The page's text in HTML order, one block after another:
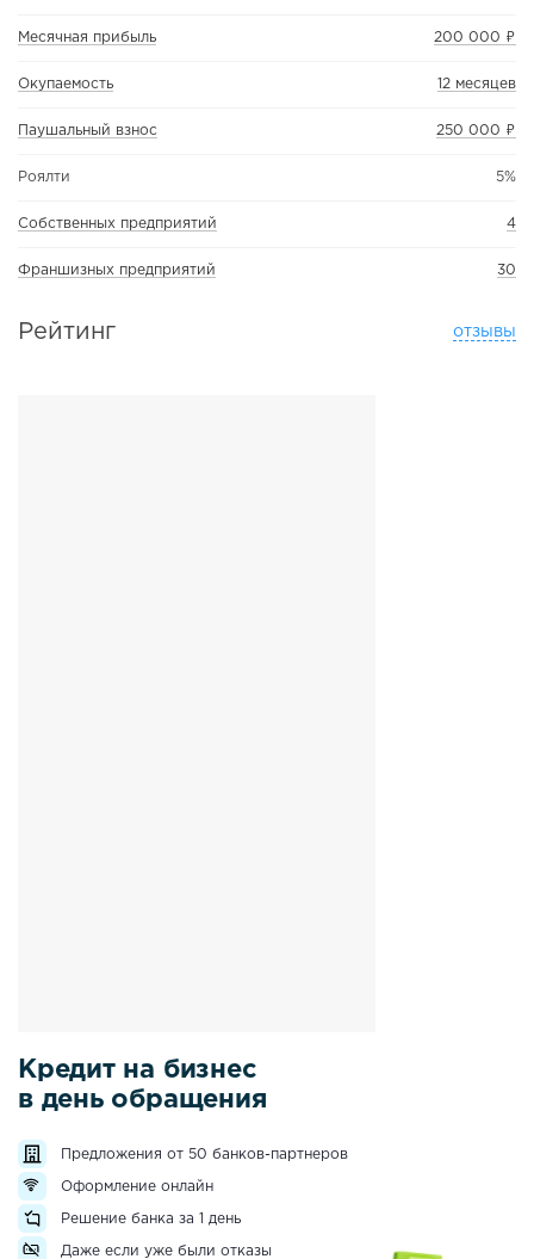
Месячная прибыль 200 000 ₽
Окупаемость 12 месяцев
Паушальный взнос 250 000 ₽
Роялти 5%
Собственных предприятий 4
Франшизных предприятий 30
Рейтинг отзывы
Кредит на бизнес
в день обращения
Предложения от 50 банков-партнеров
Оформление онлайн
Решение банка за 1 день
Даже если уже были отказы